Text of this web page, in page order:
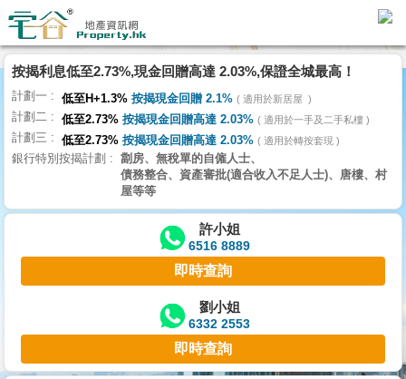
理
主
頁
搵
樓/
交
業
主
宅
按揭利息低至2.73%,現金回贈高達 2.03%,保證全城最高！
計劃一 低至H+1.3% 按揭現金回贈 2.1% 適用於新居屋
計劃二 低至2.73% 按揭現金回贈高達 2.03% 適用於一手及二手私樓
計劃三 低至2.73% 按揭現金回贈高達 2.03% 適用於轉按套現
銀行特別按揭計劃
劏房、無稅單的自僱人士、
債務整合、資產審批(適合收入不足人士)、唐樓、村
屋等等
許小姐
6516 8889
即時查詢
劉小姐
6332 2553
即時查詢